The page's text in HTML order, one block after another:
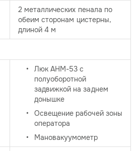
2 металлических пенала по
обеим сторонам цистерны,
длиной 4 м
Люк АНМ-53 с
полуоборотной
задвижкой на заднем
донышке
Освещение рабочей зоны
оператора
Мановакуумометр